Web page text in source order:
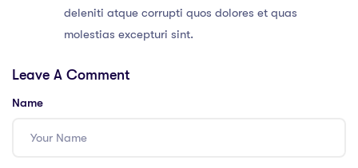
deleniti atque corrupti quos dolores et quas
molestias excepturi sint.
Leave A Comment
Name